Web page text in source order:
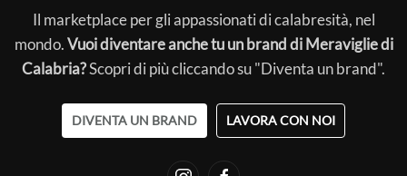
Il marketplace per gli appassionati di calabresità, nel
mondo.Vuoi diventare anche tu un brand di Meraviglie di
Calabria?Scopri di più cliccando su "Diventa un brand".
DIVENTA UN BRAND LAVORA CON NOI